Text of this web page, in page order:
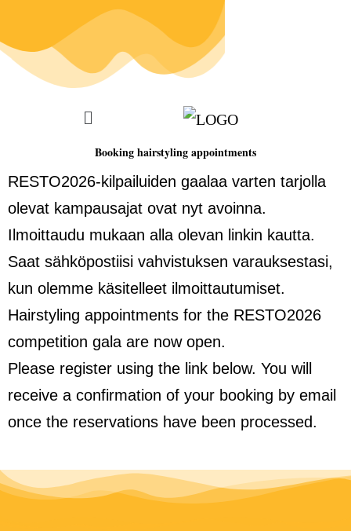
Booking hairstyling appointments
RESTO2026-kilpailuiden gaalaa varten tarjolla
olevat kampausajat ovat nyt avoinna.
Ilmoittaudu mukaan alla olevan linkin kautta.
Saat sähköpostiisi vahvistuksen varauksestasi,
kun olemme käsitelleet ilmoittautumiset.
Hairstyling appointments for the RESTO2026
competition gala are now open.
Please register using the link below. You will
receive a confirmation of your booking by email
once the reservations have been processed.